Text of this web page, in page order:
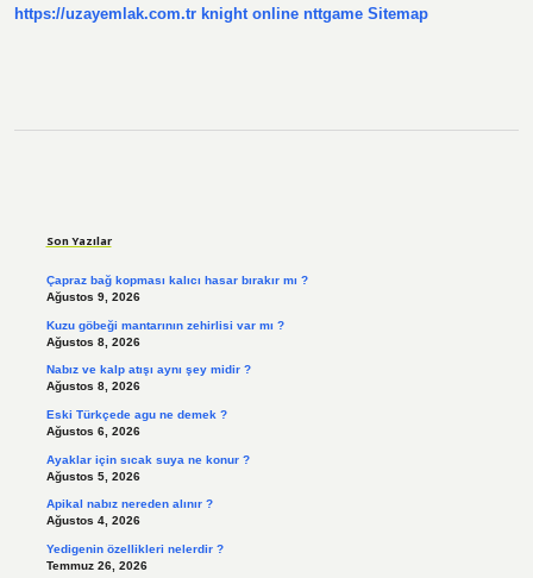
https://uzayemlak.com.tr knight online nttgame Sitemap
Son Yazılar
Çapraz bağ kopması kalıcı hasar bırakır mı ?
Ağustos 9, 2026
Kuzu göbeği mantarının zehirlisi var mı ?
Ağustos 8, 2026
Nabız ve kalp atışı aynı şey midir ?
Ağustos 8, 2026
Eski Türkçede agu ne demek ?
Ağustos 6, 2026
Ayaklar için sıcak suya ne konur ?
Ağustos 5, 2026
Apikal nabız nereden alınır ?
Ağustos 4, 2026
Yedigenin özellikleri nelerdir ?
Temmuz 26, 2026